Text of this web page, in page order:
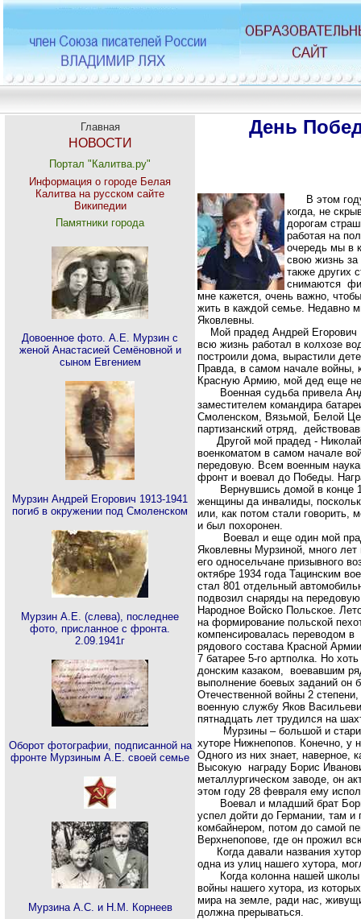
Главная
НОВОСТИ
Портал "Калитва.ру"
Информация о городе Белая
Калитва на русском сайте
Википедии
Памятники города
Довоенное фото. А.Е. Мурзин с
женой Анастасией Семёновной и
сыном Евгением
Мурзин Андрей Егорович 1913-1941
погиб в окружении под Смоленском
Мурзин А.Е. (слева), последнее
фото, присланное с фронта.
2.09.1941г
Оборот фотографии, подписанной на
фронте Мурзиным А.Е. своей семье
Мурзина А.С. и Н.М. Корнеев
День
В этом
когда, не
дорогам
работая на
очередь мы в
свою жизнь за
также других
снимаются
мне кажется, очень важно,
жить в каждой семье. Недавно
Яковлевны.
Мой прадед Андрей Егорович
всю жизнь работал в колхозе
построили дома, вырастили
Правда, в самом начале войны,
Красную Армию, мой дед еще не
Военная судьба привела
заместителем командира
Смоленском, Вязьмой, Белой
партизанский отряд,
Другой мой прадед - Николай
военкоматом в самом начале
передовую. Всем военным
фронт и воевал до Победы.
Вернувшись домой в конце
женщины да инвалиды,
или, как потом стали говорить,
и был похоронен.
Воевал и еще один мой
Яковлевны Мурзиной, много
его односельчане призывного
октябре 1934 года Тацинским
стал 801 отдельный
подвозил снаряды на
Народное Войско Польское.
на формирование польской
компенсировалась переводом в
рядового состава Красной
7 батарее 5-го артполка. Но
донским казаком, воевавшим
выполнение боевых заданий
Отечественной войны 2
военную службу Яков
пятнадцать лет трудился на
Мурзины – большой и
хуторе Нижнепопов. Конечно, у
Одного из них знает,
Высокую награду Борис
металлургическом заводе, он
этом году 28 февраля ему
Воевал и младший брат
успел дойти до Германии, там
комбайнером, потом до самой
Верхнепопове, где он прожил
Когда давали названия
одна из улиц нашего хутора,
Когда колонна нашей школы
войны нашего хутора, из
мира на земле, ради нас,
должна прерываться.